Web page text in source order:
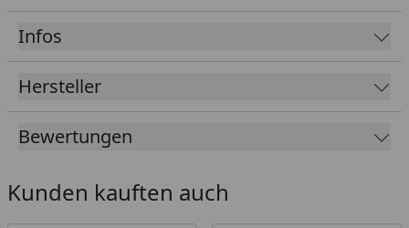
Infos
Hersteller
Bewertungen
Kunden kauften auch